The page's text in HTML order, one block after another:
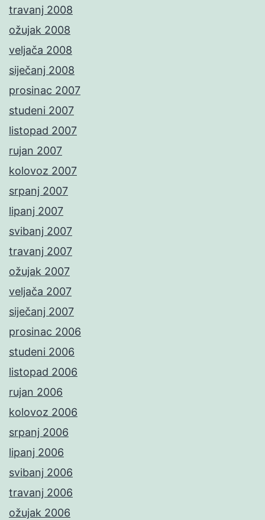
travanj 2008
ožujak 2008
veljača 2008
siječanj 2008
prosinac 2007
studeni 2007
listopad 2007
rujan 2007
kolovoz 2007
srpanj 2007
lipanj 2007
svibanj 2007
travanj 2007
ožujak 2007
veljača 2007
siječanj 2007
prosinac 2006
studeni 2006
listopad 2006
rujan 2006
kolovoz 2006
srpanj 2006
lipanj 2006
svibanj 2006
travanj 2006
ožujak 2006